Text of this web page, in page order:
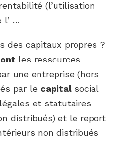
(l’utilisation
l’ …
des capitaux propres ?
les ressources
une entreprise (hors
par le capital social
et statutaires
distribués) et le report
non distribués